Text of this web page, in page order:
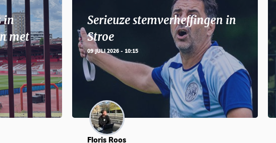
in
met
Serieuze stemverheffingen in
Stroe
09 JULI 2026 - 10:15
Floris Roos